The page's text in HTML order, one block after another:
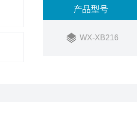
产品型号
WX-XB216